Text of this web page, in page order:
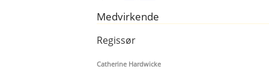
Medvirkende
Regissør
Catherine Hardwicke